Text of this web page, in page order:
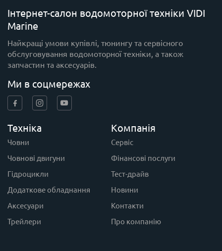
Інтернет-салон водомоторної техніки VIDI
Marine
Найкращі умови купівлі, тюнингу та сервісного
обслуговування водомоторної техніки, а також
запчастин та аксесуарів.
Ми в соцмережах
Техніка
Човни
Човнові двигуни
Гідроцикли
Додаткове обладнання
Аксесуари
Трейлери
Компанія
Сервіс
Фінансові послуги
Тест-драйв
Новини
Контакти
Про компанію